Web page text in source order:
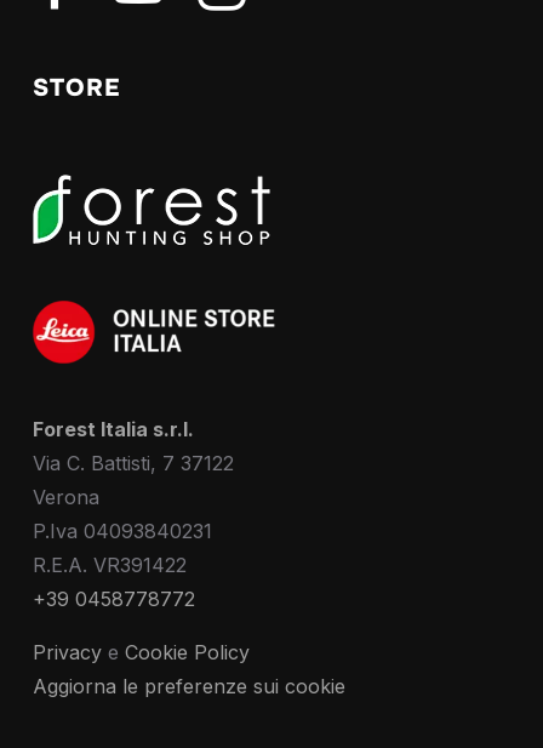
STORE
Forest Italia s.r.l.
Via C. Battisti, 7 37122
Verona
P.Iva 04093840231
R.E.A. VR391422
+39 0458778772
Privacye Cookie Policy
Aggiorna le preferenze sui cookie